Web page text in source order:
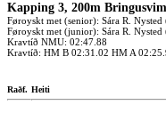
Kapping 3, 200m
Føroyskt met (senior): Sára R.
Føroyskt met (junior): Sára R.
Kravtíð NMU: 02:47.88
Kravtíð: HM B 02:31.02 HM A
Raðf. Heiti